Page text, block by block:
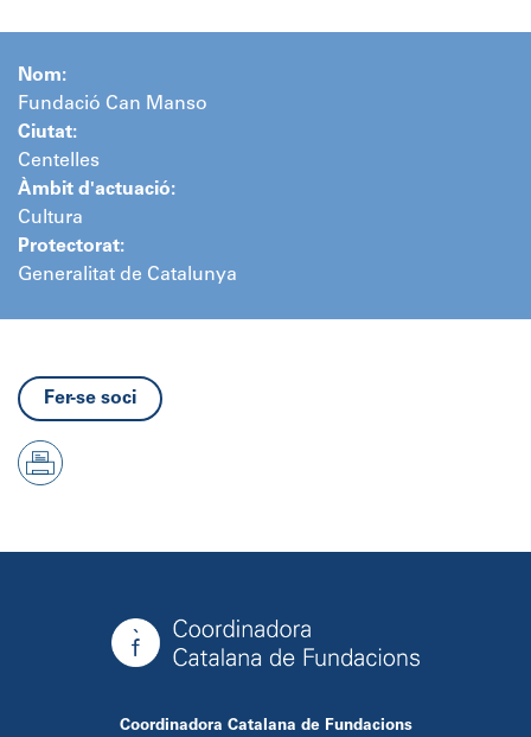
Nom:
Fundació Can Manso
Ciutat:
Centelles
Àmbit d'actuació:
Cultura
Protectorat:
Generalitat de Catalunya
Fer-se soci
Coordinadora Catalana de Fundacions